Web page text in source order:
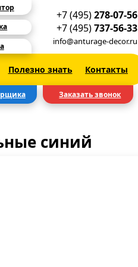
+7 (495)278-07-56
+7 (495)737-56-33
info@anturage-decor.ru
Полезно знать Контакты
Заказать звонок
синий